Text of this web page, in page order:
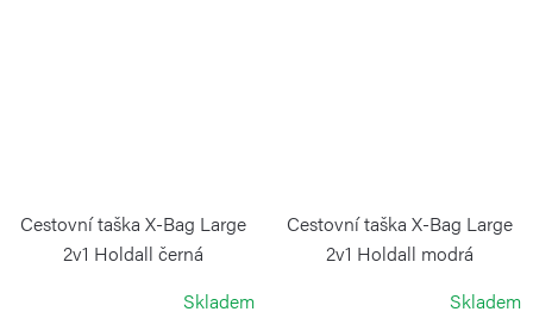
Cestovní taška X-Bag Large
2v1 Holdall černá
Skladem
Cestovní taška X-Bag Large
2v1 Holdall modrá
Skladem